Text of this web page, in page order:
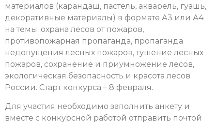
материалов (карандаш, пастель, акварель, гуашь,
декоративные материалы) в формате А3 или А4
на темы: охрана лесов от пожаров,
противопожарная пропаганда, пропаганда
недопущения лесных пожаров, тушение лесных
пожаров, сохранение и приумножение лесов,
экологическая безопасность и красота лесов
России. Старт конкурса – 8 февраля.
Для участия необходимо заполнить анкету и
вместе с конкурсной работой отправить почтой